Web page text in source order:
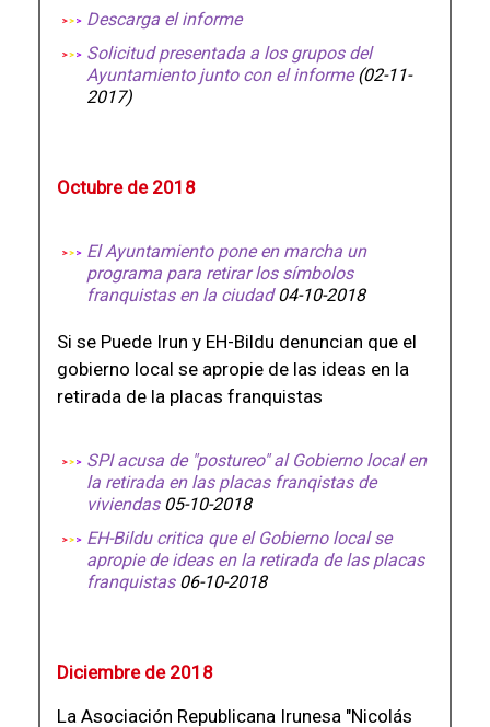
Descarga el informe
Solicitud presentada a los grupos del
Ayuntamiento junto con el informe(02-11-
2017)
Octubre de 2018
El Ayuntamiento pone en marcha un
programa para retirar los símbolos
franquistas en la ciudad04-10-2018
Si se Puede Irun y EH-Bildu denuncian que el
gobierno local se apropie de las ideas en la
retirada de la placas franquistas
SPI acusa de "postureo" al Gobierno local en
la retirada en las placas franqistas de
viviendas05-10-2018
EH-Bildu critica que el Gobierno local se
apropie de ideas en la retirada de las placas
franquistas06-10-2018
Diciembre de 2018
La Asociación Republicana Irunesa "Nicolás